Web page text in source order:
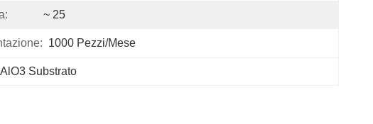
~ 25
1000 Pezzi/mese
Substrato